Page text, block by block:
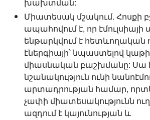
խախտման:
Միատեսակ մշակում. Հոսքի
ապահովում է, որ
ենթարկվում է հետևողական
էներգիայի՝ նպաստելով
միասնական բաշխմանը: Սա
նշանակություն ունի
արտադրության համար,
չափի միատեսակությունն
ազդում է կայունության և